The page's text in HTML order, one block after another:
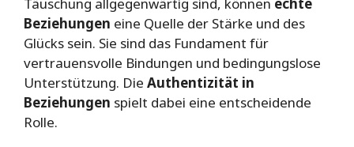
Beziehungen eine Quelle der Stärke und des
Glücks sein. Sie sind das Fundament für
vertrauensvolle Bindungen und bedingungslose
Unterstützung. Die Authentizität in
Beziehungen spielt dabei eine entscheidende
Rolle.